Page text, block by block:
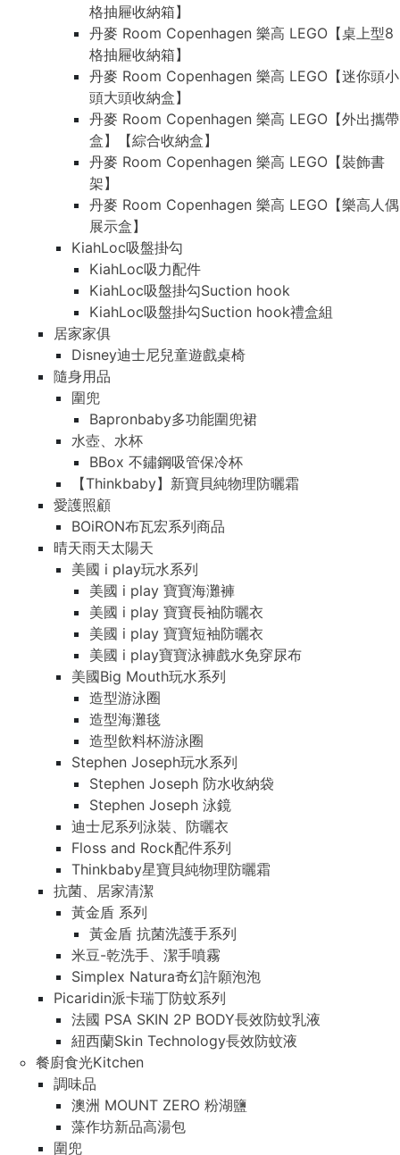
格抽屜收納箱】
丹麥 Room Copenhagen 樂高 LEGO【桌上型8
格抽屜收納箱】
丹麥 Room Copenhagen 樂高 LEGO【迷你頭小
頭大頭收納盒】
丹麥 Room Copenhagen 樂高 LEGO【外出攜帶
盒】【綜合收納盒】
丹麥 Room Copenhagen 樂高 LEGO【裝飾書
架】
丹麥 Room Copenhagen 樂高 LEGO【樂高人偶
展示盒】
KiahLoc吸盤掛勾
KiahLoc吸力配件
KiahLoc吸盤掛勾Suction hook
KiahLoc吸盤掛勾Suction hook禮盒組
居家家俱
Disney迪士尼兒童遊戲桌椅
隨身用品
圍兜
Bapronbaby多功能圍兜裙
水壺、水杯
BBox 不鏽鋼吸管保冷杯
【Thinkbaby】新寶貝純物理防曬霜
愛護照顧
BOiRON布瓦宏系列商品
晴天雨天太陽天
美國 i play玩水系列
美國 i play 寶寶海灘褲
美國 i play 寶寶長袖防曬衣
美國 i play 寶寶短袖防曬衣
美國 i play寶寶泳褲戲水免穿尿布
美國Big Mouth玩水系列
造型游泳圈
造型海灘毯
造型飲料杯游泳圈
Stephen Joseph玩水系列
Stephen Joseph 防水收納袋
Stephen Joseph 泳鏡
迪士尼系列泳裝、防曬衣
Floss and Rock配件系列
Thinkbaby星寶貝純物理防曬霜
抗菌、居家清潔
黃金盾 系列
黃金盾 抗菌洗護手系列
米豆-乾洗手、潔手噴霧
Simplex Natura奇幻許願泡泡
Picaridin派卡瑞丁防蚊系列
法國 PSA SKIN 2P BODY長效防蚊乳液
紐西蘭Skin Technology長效防蚊液
餐廚食光Kitchen
調味品
澳洲 MOUNT ZERO 粉湖鹽
藻作坊新品高湯包
圍兜